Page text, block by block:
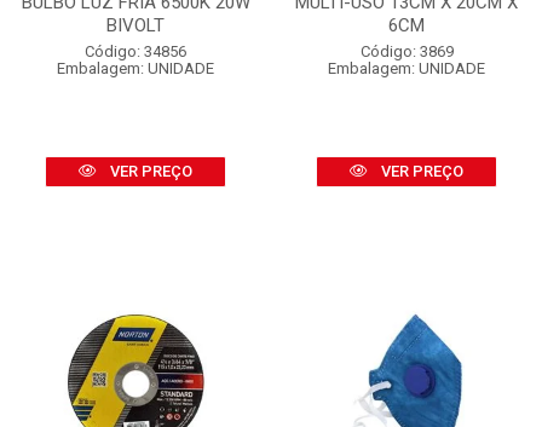
BIVOLT
Código: 34856
Embalagem: UNIDADE
VER PREÇO
6CM
Código: 3869
Embalagem: UNIDADE
VER PREÇO